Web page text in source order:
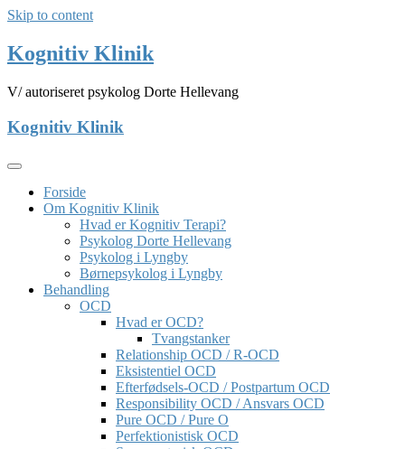
Skip to content
Kognitiv Klinik
V/ autoriseret psykolog Dorte Hellevang
Kognitiv Klinik
Forside
Om Kognitiv Klinik
Hvad er Kognitiv Terapi?
Psykolog Dorte Hellevang
Psykolog i Lyngby
Børnepsykolog i Lyngby
Behandling
OCD
Hvad er OCD?
Tvangstanker
Relationship OCD / R-OCD
Eksistentiel OCD
Efterfødsels-OCD / Postpartum OCD
Responsibility OCD / Ansvars OCD
Pure OCD / Pure O
Perfektionistisk OCD